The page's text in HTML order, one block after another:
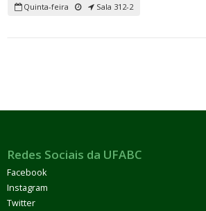
Quinta-feira Sala 312-2
Redes Sociais da UFABC
Facebook
Instagram
Twitter